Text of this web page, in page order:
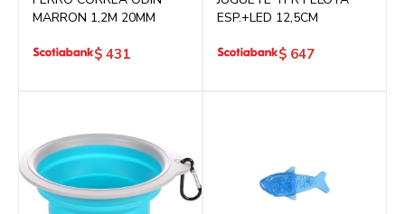
MARRON 1,2M 20MM
$ 431
ESP.+LED 12,5CM
$ 647